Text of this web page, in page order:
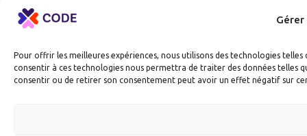
Pour offrir les meilleures expériences, nous utilisons des technologies
consentir à ces technologies nous permettra de traiter des données telles
consentir ou de retirer son consentement peut avoir un effet négatif sur